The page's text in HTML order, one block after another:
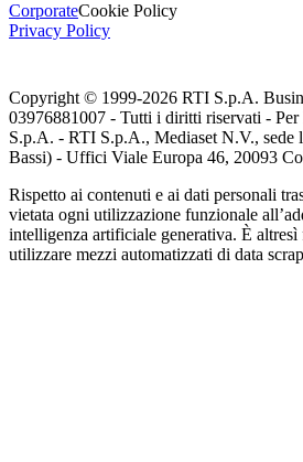
CorporateCookie Policy
Privacy Policy
Copyright © 1999-2026 RTI S.p.A.
03976881007 - Tutti i diritti riservati -
S.p.A. - RTI S.p.A., Mediaset N.V., sede
Bassi) - Uffici Viale Europa 46, 20093
Rispetto ai contenuti e ai dati personali
vietata ogni utilizzazione funzionale
intelligenza artificiale generativa. È altresì
utilizzare mezzi automatizzati di data